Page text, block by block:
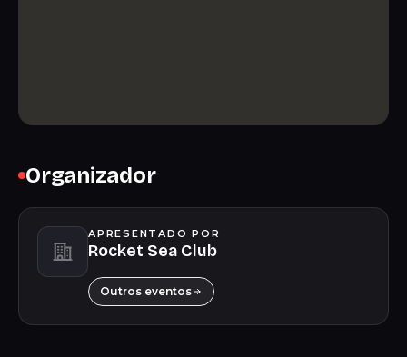
Organizador
APRESENTADO POR
Rocket Sea Club
Outros eventos